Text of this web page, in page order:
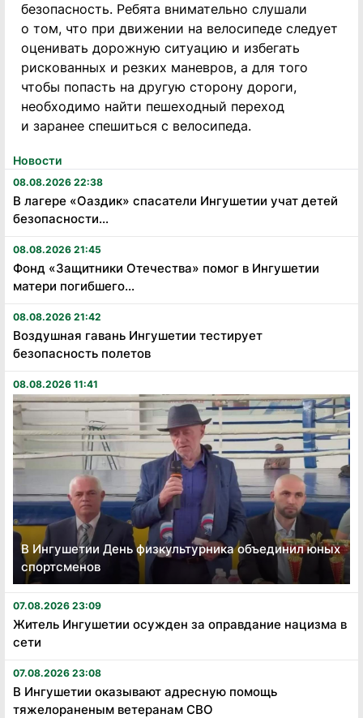
Новости
08.08.2026 22:38
В лагере «Оаздик» спасатели Ингушетии учат детей
безопасности...
08.08.2026 21:45
Фонд «Защитники Отечества» помог в Ингушетии
матери погибшего...
08.08.2026 21:42
Воздушная гавань Ингушетии тестирует
безопасность полетов
08.08.2026 11:41
В Ингушетии День физкультурника объединил юных
спортсменов
07.08.2026 23:09
Житель Ингушетии осужден за оправдание нацизма в
сети
07.08.2026 23:08
В Ингушетии оказывают адресную помощь
тяжелораненым ветеранам СВО
безопасность. Ребята внимательно слушали
о том, что при движении на велосипеде следует
оценивать дорожную ситуацию и избегать
рискованных и резких маневров, а для того
чтобы попасть на другую сторону дороги,
необходимо найти пешеходный переход
и заранее спешиться с велосипеда.